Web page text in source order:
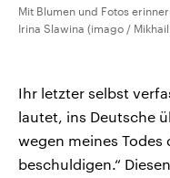
Mit Blumen und Fotos
Irina Slawina (imago /
Ihr letzter selbst
lautet, ins Deutsche
wegen meines Todes
beschuldigen.“